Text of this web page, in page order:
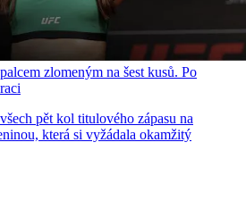
zlomeným na šest kusů. Po
pět kol titulového zápasu na
která si vyžádala okamžitý